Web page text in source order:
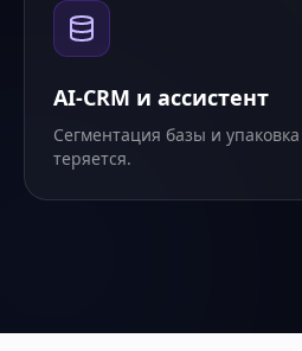
AI-CRM и ассистент
Сегментация базы и
теряется.